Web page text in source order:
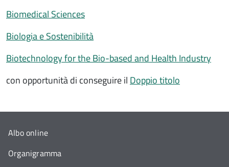
Biomedical Sciences
Biologia e Sostenibilità
Biotechnology for the Bio-based and Health Industry
con opportunità di conseguire ilDoppio titolo
Albo online
Organigramma